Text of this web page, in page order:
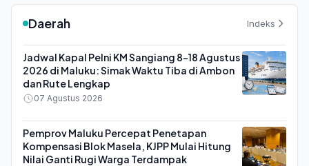
Daerah Indeks
Jadwal Kapal Pelni KM Sangiang 8-18 Agustus
2026 di Maluku: Simak Waktu Tiba di Ambon
dan Rute Lengkap
07 Agustus 2026
Pemprov Maluku Percepat Penetapan
Kompensasi Blok Masela, KJPP Mulai Hitung
Nilai Ganti Rugi Warga Terdampak